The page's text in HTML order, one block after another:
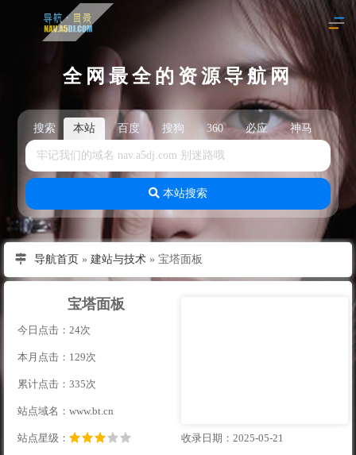
全网最全的资源导航网
搜索 本站 百度 搜狗 360 必应 神马 头
本站搜索
导航首页 » 建站与技术» 宝塔面板
宝塔面板
今日点击：24次
本月点击：129次
累计点击：335次
站点域名：www.bt.cn
站点星级： 收录日期：2025-05-21